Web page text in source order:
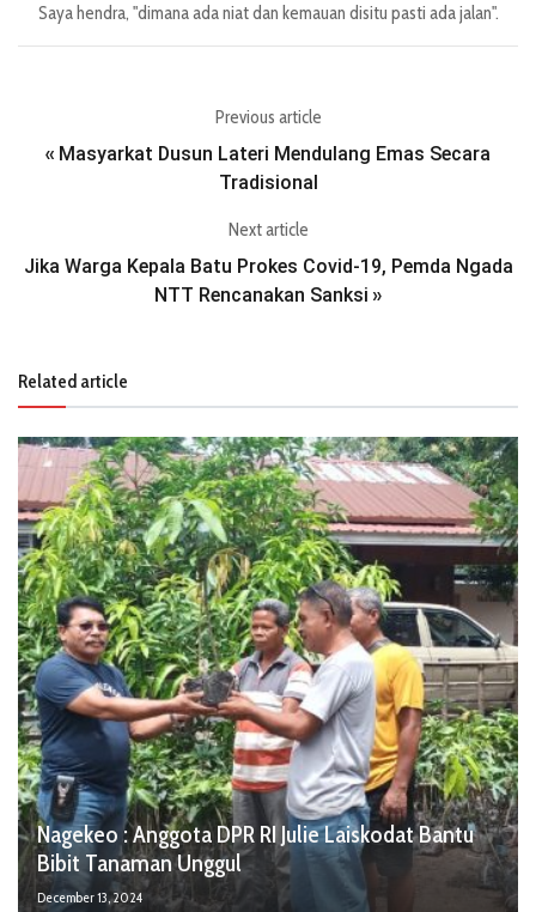
Saya hendra, "dimana ada niat dan kemauan disitu pasti ada jalan".
Previous article
« Masyarkat Dusun Lateri Mendulang Emas Secara
Tradisional
Next article
Jika Warga Kepala Batu Prokes Covid-19, Pemda Ngada
NTT Rencanakan Sanksi »
Related article
Nagekeo : Anggota DPR RI Julie Laiskodat Bantu
Bibit Tanaman Unggul
December 13, 2024